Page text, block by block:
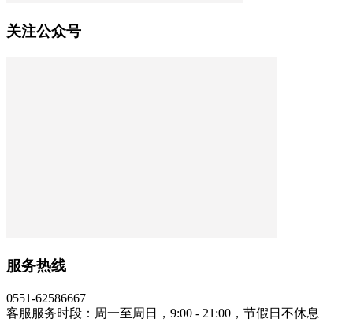
关注公众号
服务热线
0551-62586667
客服服务时段：周一至周日，9:00 - 21:00，节假日不休息